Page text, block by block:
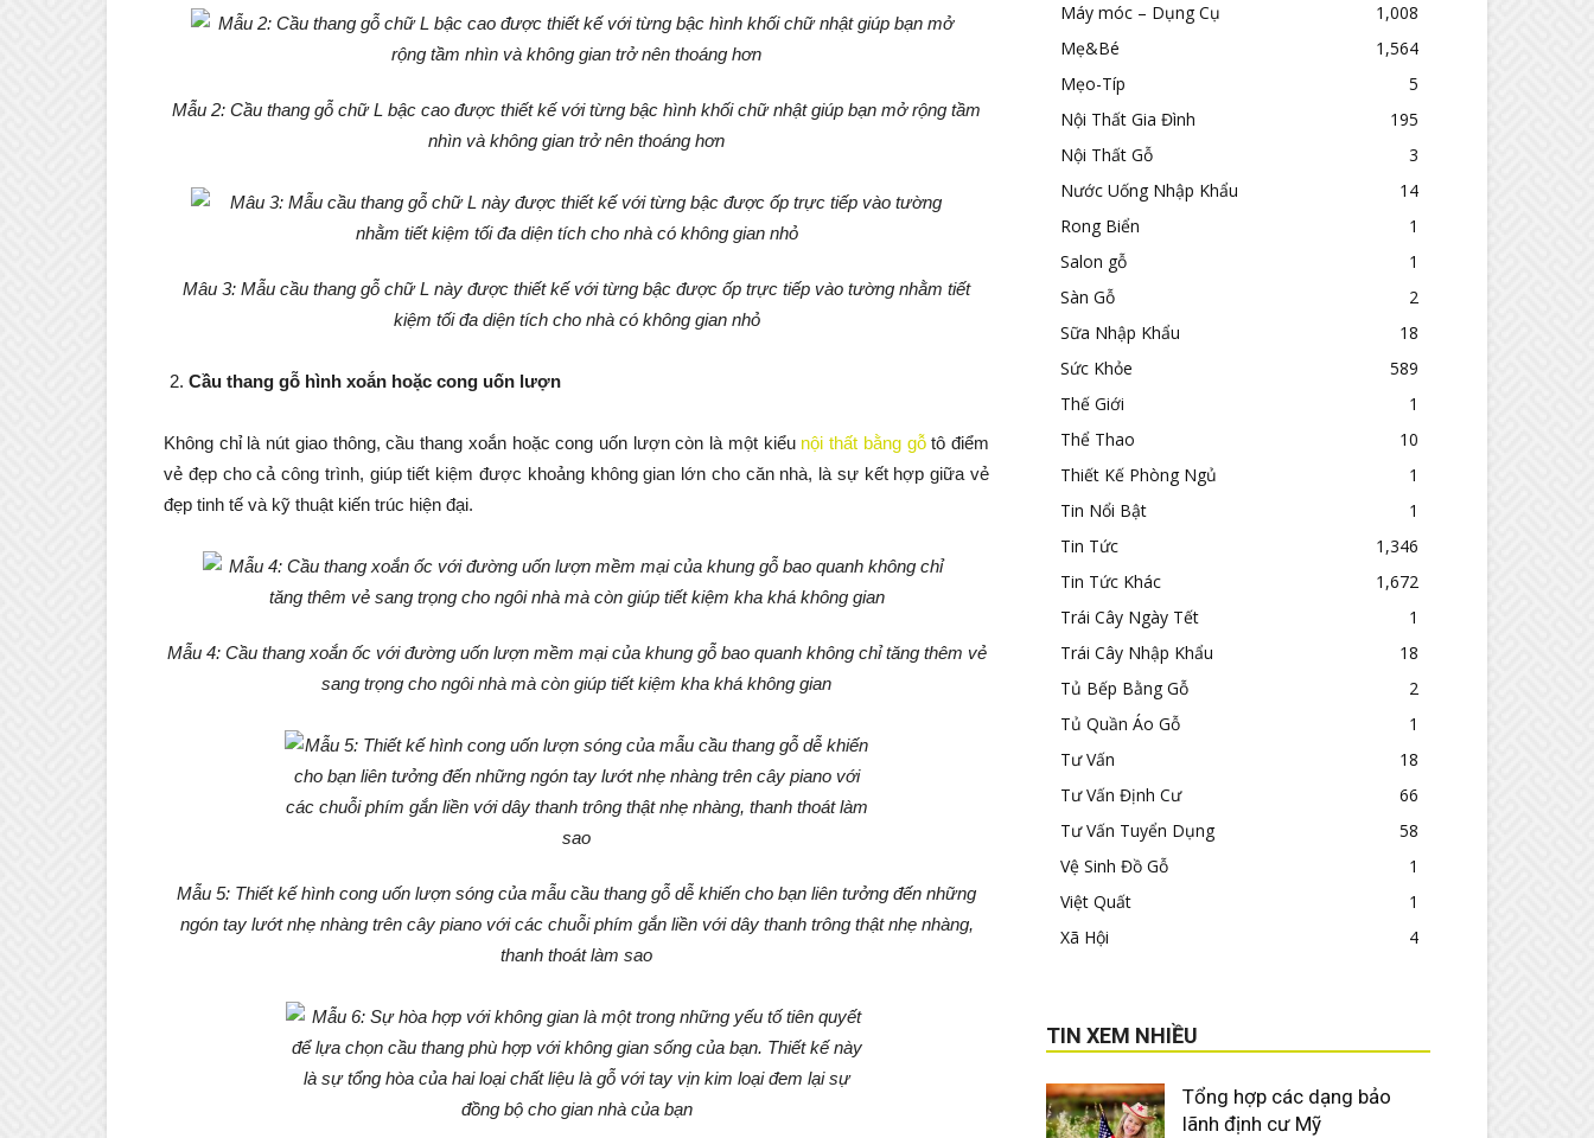
Mẫu 2: Cầu thang gỗ chữ L bậc cao được thiết kế với từng bậc hình khối chữ nhật giúp bạn mở rộng tầm
nhìn và không gian trở nên thoáng hơn
Mâu 3: Mẫu cầu thang gỗ chữ L này được thiết kế với từng bậc được ốp trực tiếp vào tường nhằm tiết
kiệm tối đa diện tích cho nhà có không gian nhỏ
Cầu thang gỗ hình xoắn hoặc cong uốn lượn
Không chỉ là nút giao thông, cầu thang xoắn hoặc cong uốn lượn còn là một kiểu nội thất bằng gỗtô điểm
vẻ đẹp cho cả công trình, giúp tiết kiệm được khoảng không gian lớn cho căn nhà, là sự kết hợp giữa vẻ
đẹp tinh tế và kỹ thuật kiến trúc hiện đại.
Mẫu 4: Cầu thang xoắn ốc với đường uốn lượn mềm mại của khung gỗ bao quanh không chỉ tăng thêm vẻ
sang trọng cho ngôi nhà mà còn giúp tiết kiệm kha khá không gian
Mẫu 5: Thiết kế hình cong uốn lượn sóng của mẫu cầu thang gỗ dễ khiến cho bạn liên tưởng đến những
ngón tay lướt nhẹ nhàng trên cây piano với các chuỗi phím gắn liền với dây thanh trông thật nhẹ nhàng,
thanh thoát làm sao
Máy móc – Dụng Cụ
1,008
Mẹ&Bé
1,564
Mẹo-Típ
5
Nội Thất Gia Đình
195
Nội Thất Gỗ
3
Nước Uống Nhập Khẩu
14
Rong Biển
1
Salon gỗ
1
Sàn Gỗ
2
Sữa Nhập Khẩu
18
Sức Khỏe
589
Thế Giới
1
Thể Thao
10
Thiết Kế Phòng Ngủ
1
Tin Nổi Bật
1
Tin Tức
1,346
Tin Tức Khác
1,672
Trái Cây Ngày Tết
1
Trái Cây Nhập Khẩu
18
Tủ Bếp Bằng Gỗ
2
Tủ Quần Áo Gỗ
1
Tư Vấn
18
Tư Vấn Định Cư
66
Tư Vấn Tuyển Dụng
58
Vệ Sinh Đồ Gỗ
1
Việt Quất
1
Xã Hội
4
TIN XEM NHIỀU
Tổng hợp các dạng bảo
lãnh định cư Mỹ